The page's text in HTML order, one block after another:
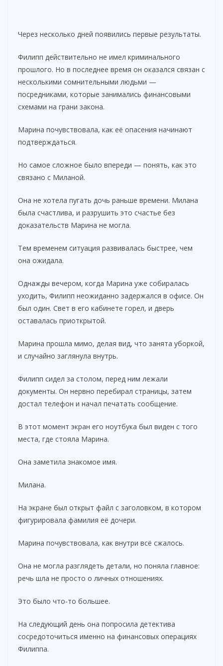
Через несколько дней появились первые результаты.
Филипп действительно не имел криминального
прошлого. Но в последнее время он оказался связан с
несколькими сомнительными людьми —
посредниками, которые занимались финансовыми
схемами на грани закона.
Марина почувствовала, как её опасения начинают
подтверждаться.
Но самое сложное было впереди — понять, как это
связано с Миланой.
Она не хотела пугать дочь раньше времени. Милана
была счастлива, и разрушить это счастье без
доказательств Марина не могла.
Тем временем ситуация развивалась быстрее, чем
она ожидала.
Однажды вечером, когда Марина уже собиралась
уходить, Филипп неожиданно задержался в офисе. Он
был один. Свет в его кабинете горел, и дверь
оставалась приоткрытой.
Марина прошла мимо, делая вид, что занята уборкой,
и случайно заглянула внутрь.
Филипп сидел за столом, перед ним лежали
документы. Он нервно перебирал страницы, затем
достал телефон и начал печатать сообщение.
В этот момент экран его ноутбука был виден с того
места, где стояла Марина.
Она заметила знакомое имя.
Милана.
На экране был открыт файл с заголовком, в котором
фигурировала фамилия её дочери.
Марина почувствовала, как внутри всё сжалось.
Она не могла разглядеть детали, но поняла главное:
речь шла не просто о личных отношениях.
Это было что-то большее.
На следующий день она попросила детектива
сосредоточиться именно на финансовых операциях
Филиппа.